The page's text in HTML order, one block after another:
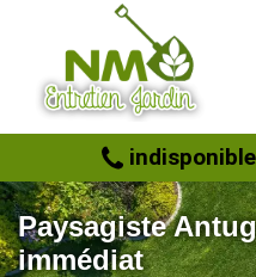
indisponible
Paysagiste
immédiat